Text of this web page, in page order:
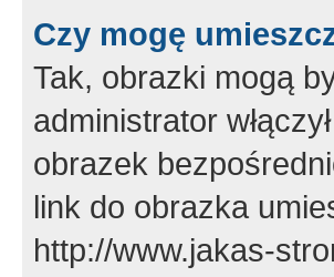
Czy mogę
Tak, obrazki mogą
administrator
obrazek
link do obrazka
http://www.jakas-